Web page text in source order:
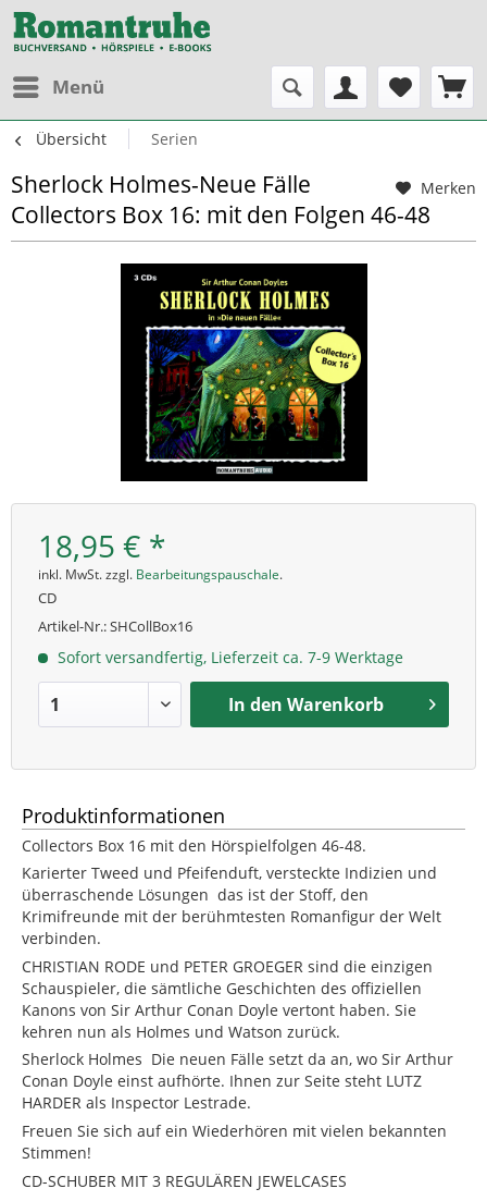
Menü
Übersicht Serien
Merken
Sherlock Holmes-Neue Fälle
Collectors Box 16: mit den Folgen 46-48
18,95 € *
inkl. MwSt. zzgl. Bearbeitungspauschale.
CD
Artikel-Nr.:SHCollBox16
Sofort versandfertig, Lieferzeit ca. 7-9 Werktage
In den Warenkorb
Produktinformationen
Collectors Box 16 mit den Hörspielfolgen 46-48.
Karierter Tweed und Pfeifenduft, versteckte Indizien und
überraschende Lösungen  das ist der Stoff, den
Krimifreunde mit der berühmtesten Romanfigur der Welt
verbinden.
CHRISTIAN RODE und PETER GROEGER sind die einzigen
Schauspieler, die sämtliche Geschichten des offiziellen
Kanons von Sir Arthur Conan Doyle vertont haben. Sie
kehren nun als Holmes und Watson zurück.
Sherlock Holmes  Die neuen Fälle setzt da an, wo Sir Arthur
Conan Doyle einst aufhörte. Ihnen zur Seite steht LUTZ
HARDER als Inspector Lestrade.
Freuen Sie sich auf ein Wiederhören mit vielen bekannten
Stimmen!
CD-SCHUBER MIT 3 REGULÄREN JEWELCASES